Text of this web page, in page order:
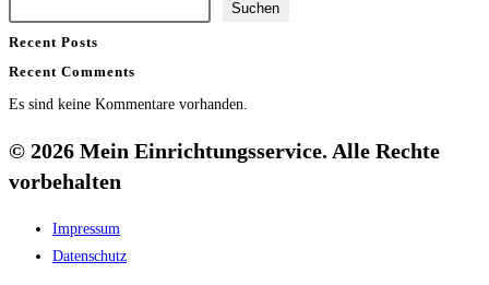
Suchen
Recent Posts
Recent Comments
Es sind keine Kommentare vorhanden.
© 2026 Mein Einrichtungsservice. Alle Rechte
vorbehalten
Impressum
Datenschutz